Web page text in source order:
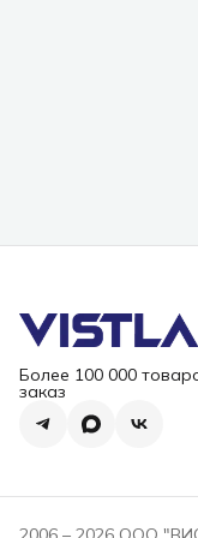
Более 100 000
заказ